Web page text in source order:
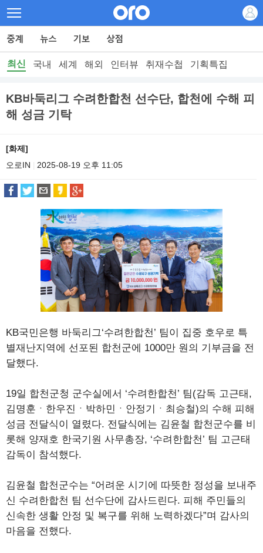
최신 국내 세계 해외 인터뷰 취재수첩 기획특집
KB바둑리그 수려한합천 선수단, 합천에 수해 피
해 성금 기탁
[화제]
오로IN
2025-08-19 오후 11:05
KB국민은행 바둑리그‘수려한합천’ 팀이 집중 호우로 특
별재난지역에 선포된 합천군에 1000만 원의 기부금을 전
달했다.
19일 합천군청 군수실에서 ‘수려한합천’ 팀(감독 고근태,
김명훈ㆍ한우진ㆍ박하민ㆍ안정기ㆍ최승철)의 수해 피해
성금 전달식이 열렸다. 전달식에는 김윤철 합천군수를 비
롯해 양재호 한국기원 사무총장, ‘수려한합천’ 팀 고근태
감독이 참석했다.
김윤철 합천군수는 “어려운 시기에 따뜻한 정성을 보내주
신 수려한합천 팀 선수단에 감사드린다. 피해 주민들의
신속한 생활 안정 및 복구를 위해 노력하겠다”며 감사의
마음을 전했다.